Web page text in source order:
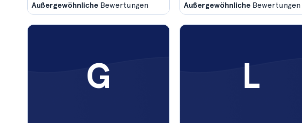
Außergewöhnliche Bewertungen Außergewöhnliche Bewertungen
G L